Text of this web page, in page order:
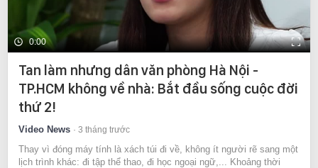
0:00
Tan làm nhưng dân văn phòng Hà Nội -
TP.HCM không về nhà: Bắt đầu sống cuộc đời
thứ 2!
Video News 3 tháng trước
Thay vì đóng máy tính là xách túi đi về, không ít người rẽ sang một
lịch trình khác: đi tập thể thao, đi học ngoại ngữ,... Khoảng thời